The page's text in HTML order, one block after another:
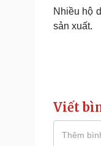
Nhiều hộ
sản xuất.
Viết